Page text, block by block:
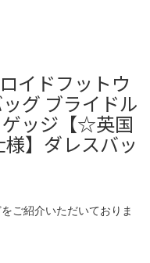
イドフットウ
グ ブライドル
ッジ【☆英国
】ダレスバッ
ご紹介いただいておりま